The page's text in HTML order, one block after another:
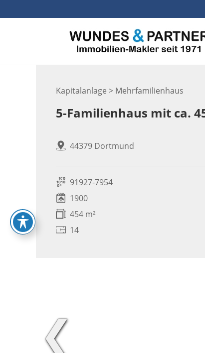
Kapitalanlage > Mehrfamilienhaus
5-Familienhaus mit ca.
44379 Dortmund
91927-7954
1900
454 m²
14
❮